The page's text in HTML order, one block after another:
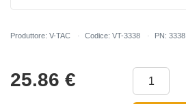
Produttore: V-TAC Codice: VT-3338 PN: 3338
25.86 €